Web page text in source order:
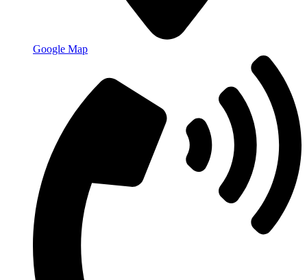
Google Map